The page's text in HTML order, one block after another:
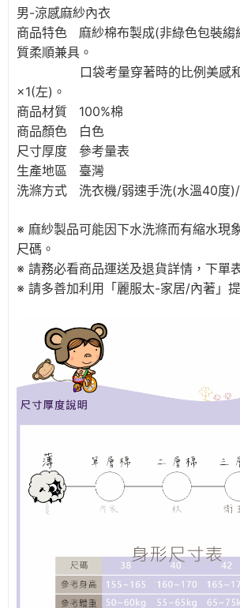
男-涼感麻紗內衣
商品特色 麻紗棉布製成(非綠色包裝縐
質柔順兼具。
口袋考量穿著時的比例美感
×1(左)。
商品材質 100%棉
商品顏色 白色
尺寸厚度 參考量表
生產地區 臺灣
洗滌方式 洗衣機/弱速手洗(水溫40度
※ 麻紗製品可能因下水洗滌而有縮水現
尺碼。
※ 請務必看商品運送及退貨詳情，下單
※ 請多善加利用「麗服太-家居/內著」